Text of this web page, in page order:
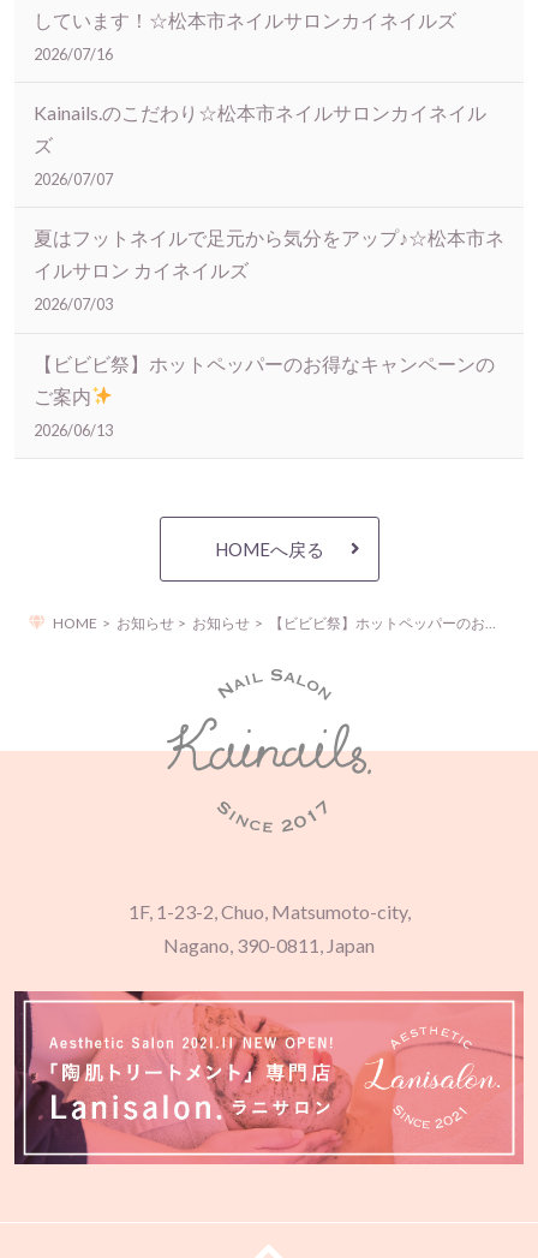
しています！☆松本市ネイルサロンカイネイルズ
2026/07/16
Kainails.のこだわり☆松本市ネイルサロンカイネイル
ズ
2026/07/07
夏はフットネイルで足元から気分をアップ♪☆松本市ネ
イルサロン カイネイルズ
2026/07/03
【ビビビ祭】ホットペッパーのお得なキャンペーンの
ご案内
2026/06/13
HOMEへ戻る
HOME お知らせ お知らせ
1F, 1-23-2, Chuo, Matsumoto-city,
Nagano, 390-0811, Japan